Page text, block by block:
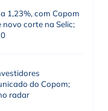
1,23%, com Copom
corte na Selic;
do Copom;
radar